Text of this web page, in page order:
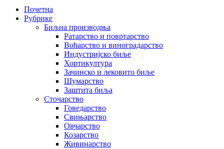
Почетна
Рубрике
Биљна производња
Ратарство и повртарство
Воћарство и виноградарство
Индустријско биље
Хортикултура
Зачинско и лековито биље
Шумарство
Заштита биља
Сточарство
Говедарство
Свињарство
Овчарство
Козарство
Живинарство